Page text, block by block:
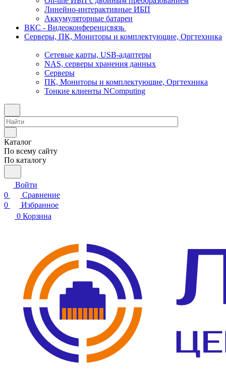
Линейно-интерактивные ИБП
Аккумуляторные батареи
ВКС - Видеоконференцсвязь
Серверы, ПК, Мониторы и комплектующие, Оргтехника
Сетевые карты, USB-адаптеры
NAS, серверы хранения данных
Серверы
ПК, Мониторы и комплектующие, Оргтехника
Тонкие клиенты NComputing
Каталог
По всему сайту
По каталогу
Войти
0
Сравнение
0
Избранное
0 Корзина